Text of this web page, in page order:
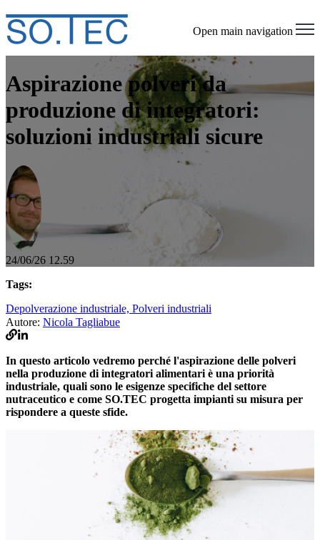
Open main navigation
Aspirazione polveri da
produzione di integratori:
soluzioni industriali sicure
24/06/26 12.59
Tags:
Depolverazione industriale, Polveri industriali
Autore: Nicola Tagliabue
In questo articolo vedremo perché l'aspirazione delle polveri
nella produzione di integratori alimentari è una priorità
industriale, quali sono le esigenze specifiche del settore
nutraceutico e come SO.TEC progetta impianti su misura per
rispondere a queste sfide.